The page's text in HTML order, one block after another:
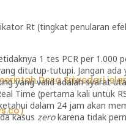
Rt (tingkat penularan
1 tes PCR per
ditutup-tutupi. Jangan
yang valid adalah syarat
Time (pertama kali untuk
dalam 24 jam akan
kasus zerokarena tidak